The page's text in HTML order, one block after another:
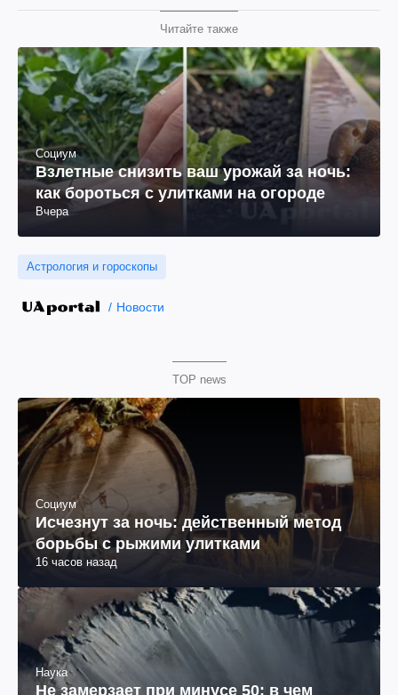
Читайте также
Социум
Взлетные снизить ваш урожай за ночь:
как бороться с улитками на огороде
Вчера
Астрология и гороскопы
Новости
TOP news
Социум
Исчезнут за ночь: действенный метод
борьбы с рыжими улитками
16 часов назад
Наука
Не замерзает при минусе 50: в чем